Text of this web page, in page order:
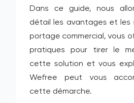
Dans ce guide, nous
détail les avantages et les
portage commercial, vous
pratiques pour tirer le
cette solution et vous
Wefree peut vous
cette démarche.